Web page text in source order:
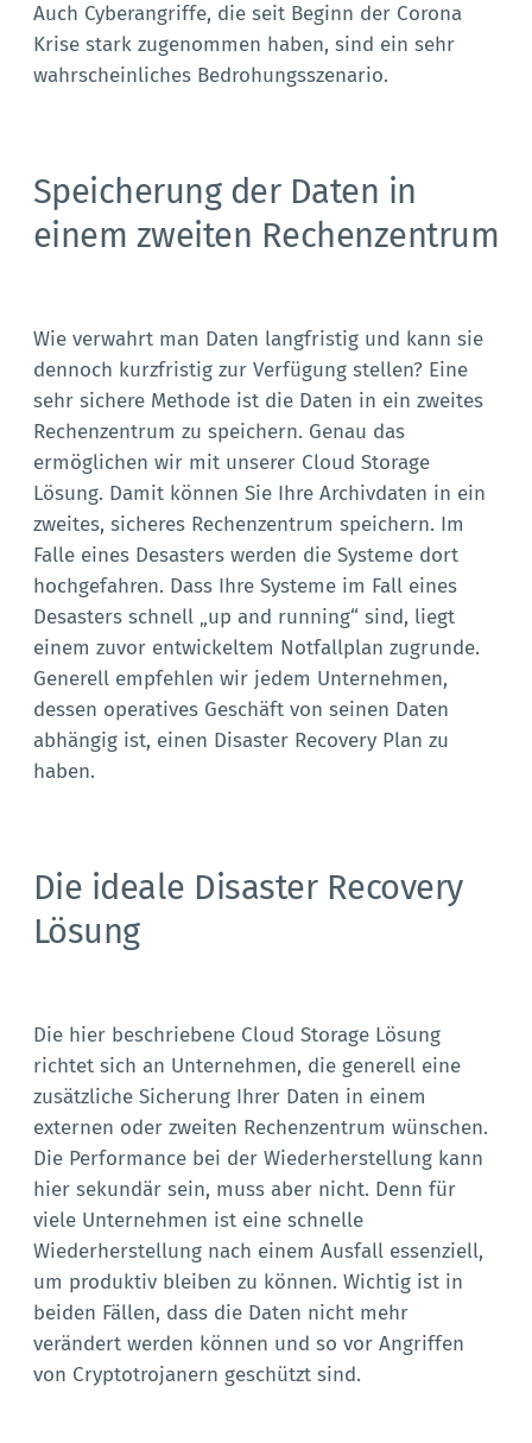
Auch Cyberangriffe, die seit Beginn der Corona
Krise stark zugenommen haben, sind ein sehr
wahrscheinliches Bedrohungsszenario.
Speicherung der Daten in
einem zweiten Rechenzentrum
Wie verwahrt man Daten langfristig und kann sie
dennoch kurzfristig zur Verfügung stellen? Eine
sehr sichere Methode ist die Daten in ein zweites
Rechenzentrum zu speichern. Genau das
ermöglichen wir mit unserer Cloud Storage
Lösung. Damit können Sie Ihre Archivdaten in ein
zweites, sicheres Rechenzentrum speichern. Im
Falle eines Desasters werden die Systeme dort
hochgefahren. Dass Ihre Systeme im Fall eines
Desasters schnell „up and running“ sind, liegt
einem zuvor entwickeltem Notfallplan zugrunde.
Generell empfehlen wir jedem Unternehmen,
dessen operatives Geschäft von seinen Daten
abhängig ist, einen Disaster Recovery Plan zu
haben.
Die ideale Disaster Recovery
Lösung
Die hier beschriebene Cloud Storage Lösung
richtet sich an Unternehmen, die generell eine
zusätzliche Sicherung Ihrer Daten in einem
externen oder zweiten Rechenzentrum wünschen.
Die Performance bei der Wiederherstellung kann
hier sekundär sein, muss aber nicht. Denn für
viele Unternehmen ist eine schnelle
Wiederherstellung nach einem Ausfall essenziell,
um produktiv bleiben zu können. Wichtig ist in
beiden Fällen, dass die Daten nicht mehr
verändert werden können und so vor Angriffen
von Cryptotrojanern geschützt sind.